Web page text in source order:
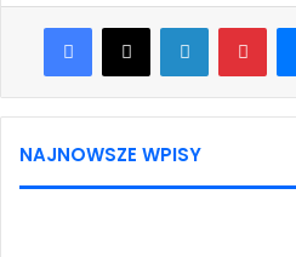
Facebook
X LinkedIn
NAJNOWSZE WPISY